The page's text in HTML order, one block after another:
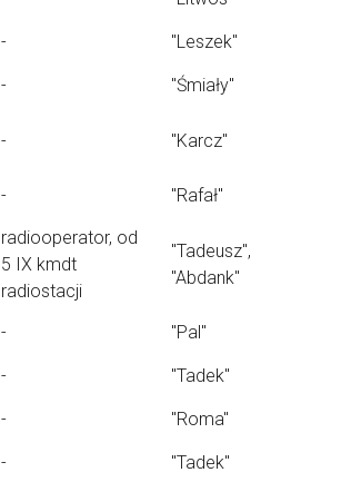
- "Leszek"
- "Śmiały"
- "Karcz"
- "Rafał"
radiooperator, od
5 IX kmdt
radiostacji
"Tadeusz",
"Abdank"
- "Pal"
- "Tadek"
- "Roma"
- "Tadek"